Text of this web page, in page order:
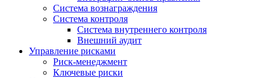
Система вознаграждения
Система контроля
Система внутреннего контроля
Внешний аудит
Управление рисками
Риск-менеджмент
Ключевые риски